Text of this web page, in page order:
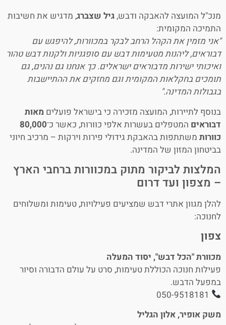
מנכ"ל המועצה להאבקה ודבש,גיל שצברג, מדגיש את חשיבות
התמיכה המקומית:
"אני מזמין את הקהל הרחב לבקר במכוורות, להיפגש עם
דבוראים, ליהנות מטעימות דבש עם סופגניות ולקנות דבש טהור
ואיכותי ישירות מדבוראים ישראלים. כך אנחנו גם נהנים, גם
תומכים בחקלאות המקומית וגם מחזקים את ההתיישבות
בגבולות המדינה."
בנוסף לתיירות, המועצה מזכירה כי בישראל פועלים מאות
דבוראים המטפלים בעשרות אלפי כוורות, כאשר כ־80,000
כוורות משתתפות בהאבקת גידולי פירות וירקות – מרכיב חיוני
בביטחון המזון של המדינה.
המלצות לביקור מתוק במכוורות ברחבי הארץ
– מצפון ועד דרום
להלן מגוון אתרי דבש שמציעים פעילויות, טעימות ומשלוחים
לחנוכה:
צפון
מכוורת "הכל דבש", יסוד המעלה
פעילות חנוכה הכוללת טעימות, סרט על עולם הדבורה וסיור
במפעל הדבש.
משק אופיר, אלון הגליל